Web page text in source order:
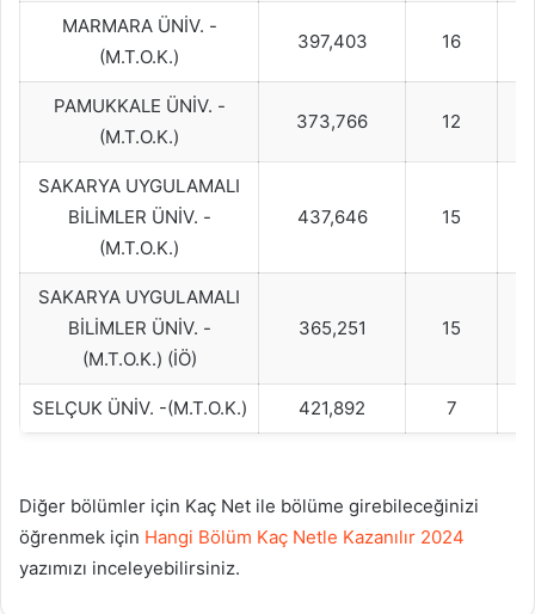
MARMARA ÜNİV. -
(M.T.O.K.)
397,403 16
PAMUKKALE ÜNİV. -
(M.T.O.K.)
373,766 12
SAKARYA UYGULAMALI
BİLİMLER ÜNİV. -
(M.T.O.K.)
437,646 15
SAKARYA UYGULAMALI
BİLİMLER ÜNİV. -
(M.T.O.K.) (İÖ)
365,251 15
SELÇUK ÜNİV. -(M.T.O.K.) 421,892 7
Diğer bölümler için Kaç Net ile bölüme girebileceğinizi
öğrenmek için Hangi Bölüm Kaç Netle Kazanılır 2024
yazımızı inceleyebilirsiniz.